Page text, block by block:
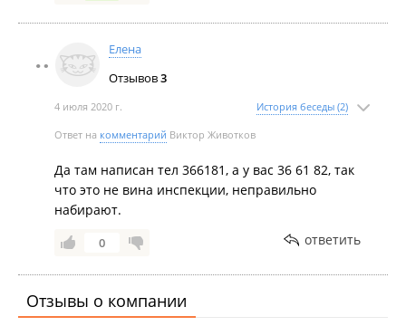
Елена
Отзывов3
4 июля 2020 г. История беседы (2)
Ответ на комментарий Виктор Животков
Да там написан тел 366181, а у вас 36 61 82, так
что это не вина инспекции, неправильно
набирают.
0 ответить
Отзывы о компании